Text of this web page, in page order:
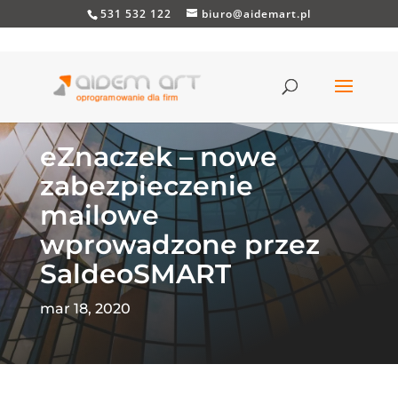
531 532 122 biuro@aidemart.pl
eZnaczek – nowe
zabezpieczenie
mailowe
wprowadzone przez
SaldeoSMART
mar 18, 2020